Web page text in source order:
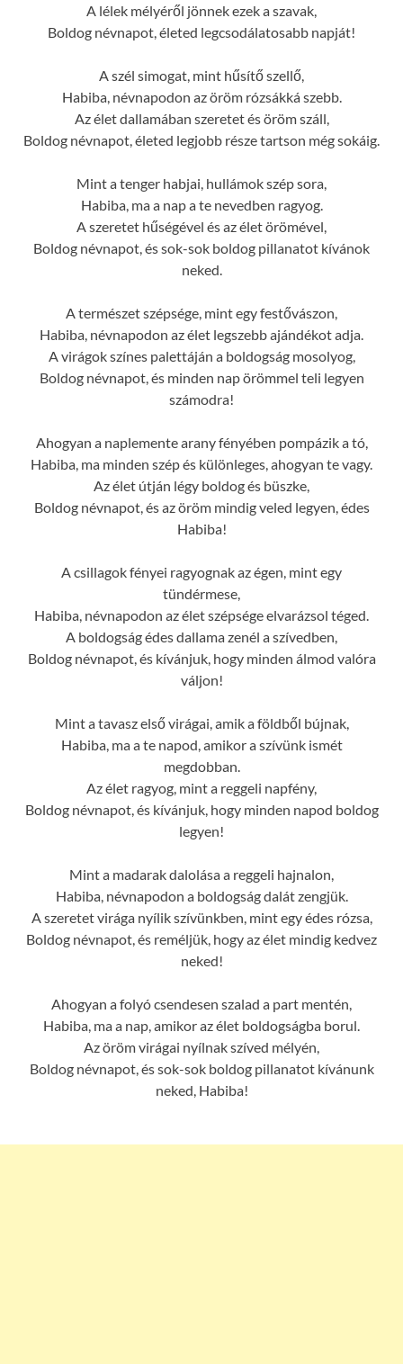
A lélek mélyéről jönnek ezek a szavak,
Boldog névnapot, életed legcsodálatosabb napját!
A szél simogat, mint hűsítő szellő,
Habiba, névnapodon az öröm rózsákká szebb.
Az élet dallamában szeretet és öröm száll,
Boldog névnapot, életed legjobb része tartson még sokáig.
Mint a tenger habjai, hullámok szép sora,
Habiba, ma a nap a te nevedben ragyog.
A szeretet hűségével és az élet örömével,
Boldog névnapot, és sok-sok boldog pillanatot kívánok
neked.
A természet szépsége, mint egy festővászon,
Habiba, névnapodon az élet legszebb ajándékot adja.
A virágok színes palettáján a boldogság mosolyog,
Boldog névnapot, és minden nap örömmel teli legyen
számodra!
Ahogyan a naplemente arany fényében pompázik a tó,
Habiba, ma minden szép és különleges, ahogyan te vagy.
Az élet útján légy boldog és büszke,
Boldog névnapot, és az öröm mindig veled legyen, édes
Habiba!
A csillagok fényei ragyognak az égen, mint egy
tündérmese,
Habiba, névnapodon az élet szépsége elvarázsol téged.
A boldogság édes dallama zenél a szívedben,
Boldog névnapot, és kívánjuk, hogy minden álmod valóra
váljon!
Mint a tavasz első virágai, amik a földből bújnak,
Habiba, ma a te napod, amikor a szívünk ismét
megdobban.
Az élet ragyog, mint a reggeli napfény,
Boldog névnapot, és kívánjuk, hogy minden napod boldog
legyen!
Mint a madarak dalolása a reggeli hajnalon,
Habiba, névnapodon a boldogság dalát zengjük.
A szeretet virága nyílik szívünkben, mint egy édes rózsa,
Boldog névnapot, és reméljük, hogy az élet mindig kedvez
neked!
Ahogyan a folyó csendesen szalad a part mentén,
Habiba, ma a nap, amikor az élet boldogságba borul.
Az öröm virágai nyílnak szíved mélyén,
Boldog névnapot, és sok-sok boldog pillanatot kívánunk
neked, Habiba!